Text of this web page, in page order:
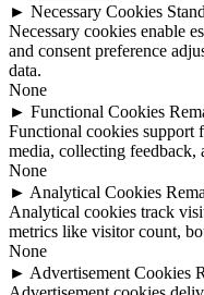
► Necessary Cookies
Necessary cookies enable
and consent preference
data.
None
► Functional Cookies
Functional cookies support
media, collecting feedback,
None
► Analytical Cookies
Analytical cookies track
metrics like visitor count,
None
► Advertisement Cookies